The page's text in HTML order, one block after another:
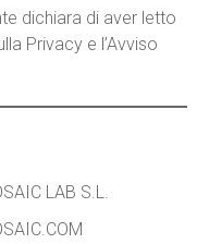
dichiara di aver letto
Privacy e l’Avviso
LAB S.L.